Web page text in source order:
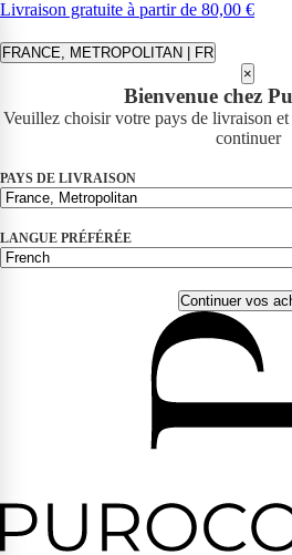
Livraison gratuite à partir de 80,00 €
FRANCE, METROPOLITAN | FR
×
Bienvenue chez
Veuillez choisir votre pays de livraison
continuer
PAYS DE LIVRAISON
LANGUE PRÉFÉRÉE
Continuer vos